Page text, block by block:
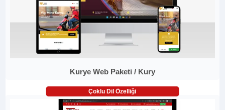
Kurye Web Paketi / Kury
Çoklu Dil Özelliği